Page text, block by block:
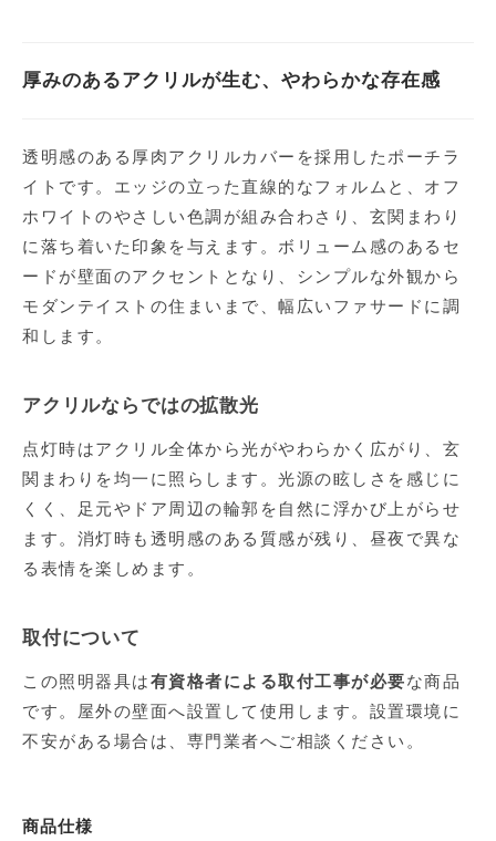
厚みのあるアクリルが生む、やわらかな存在感
透明感のある厚肉アクリルカバーを採用したポーチラ
イトです。エッジの立った直線的なフォルムと、オフ
ホワイトのやさしい色調が組み合わさり、玄関まわり
に落ち着いた印象を与えます。ボリューム感のあるセ
ードが壁面のアクセントとなり、シンプルな外観から
モダンテイストの住まいまで、幅広いファサードに調
和します。
アクリルならではの拡散光
点灯時はアクリル全体から光がやわらかく広がり、玄
関まわりを均一に照らします。光源の眩しさを感じに
くく、足元やドア周辺の輪郭を自然に浮かび上がらせ
ます。消灯時も透明感のある質感が残り、昼夜で異な
る表情を楽しめます。
取付について
この照明器具は有資格者による取付工事が必要な商品
です。屋外の壁面へ設置して使用します。設置環境に
不安がある場合は、専門業者へご相談ください。
商品仕様